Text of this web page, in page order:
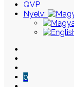
QVP
Nyelv:
0